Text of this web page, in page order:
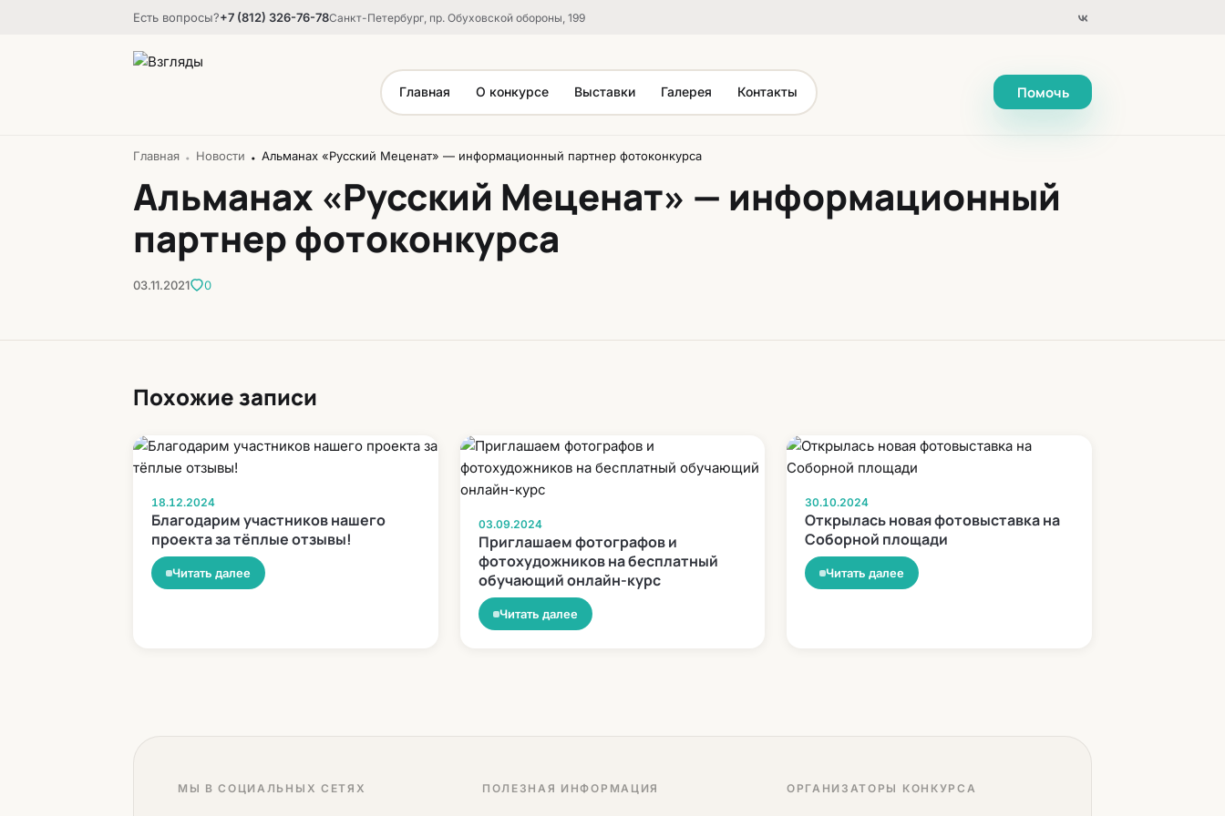
Есть вопросы?+7 (812) 326-76-78Санкт-Петербург, пр. Обуховской обороны, 199
Главная О конкурсе Выставки Галерея Контакты Помочь
Главная • Новости • Альманах «Русский Меценат» — информационный партнер фотоконкурса
Альманах «Русский Меценат» — информационный
партнер фотоконкурса
03.11.2021 0
Похожие записи
18.12.2024
Благодарим участников нашего
проекта за тёплые отзывы!
Читать далее
03.09.2024
Приглашаем фотографов и
фотохудожников на бесплатный
обучающий онлайн-курс
Читать далее
30.10.2024
Открылась новая фотовыставка на
Соборной площади
Читать далее
МЫ В СОЦИАЛЬНЫХ СЕТЯХ ПОЛЕЗНАЯ ИНФОРМАЦИЯ ОРГАНИЗАТОРЫ КОНКУРСА